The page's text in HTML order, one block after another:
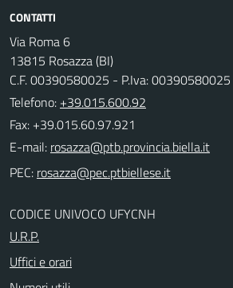
CONTATTI
Via Roma 6
13815 Rosazza (BI)
C.F. 00390580025 - P.Iva: 00390580025
Telefono: +39.015.600.92
Fax: +39.015.60.97.921
E-mail:
PEC:
CODICE UNIVOCO UFYCNH
U.R.P.
Uffici e orari